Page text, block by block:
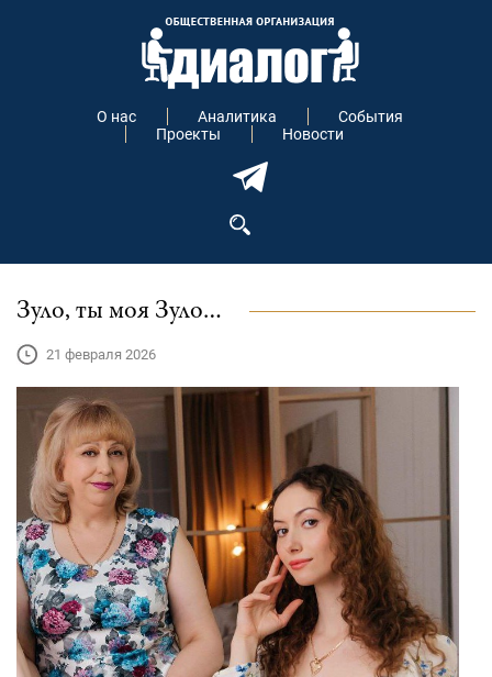
О нас Аналитика
События
Проекты
Новости
Зуло, ты моя Зуло…
21 февраля 2026